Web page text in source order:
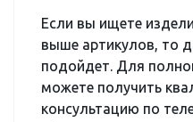
Если вы ищете
выше артикулов, то
подойдет. Для
можете получить
консультацию по